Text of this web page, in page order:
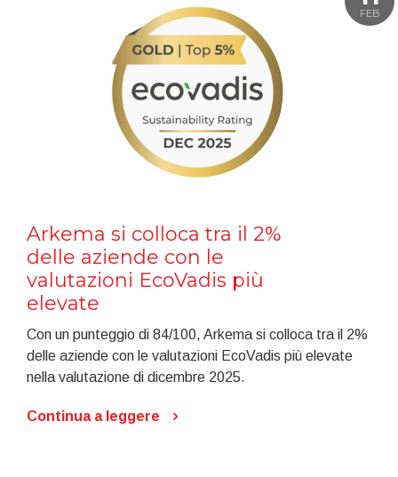
FEB
Arkema si colloca tra il 2%
delle aziende con le
valutazioni EcoVadis più
elevate
Con un punteggio di 84/100, Arkema si colloca tra il 2%
delle aziende con le valutazioni EcoVadis più elevate
nella valutazione di dicembre 2025.
Continua a leggere